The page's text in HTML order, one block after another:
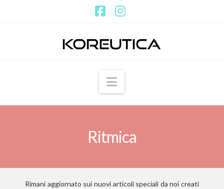
Navigation
Ritmica
Rimani aggiornato sui nuovi articoli speciali da noi creati